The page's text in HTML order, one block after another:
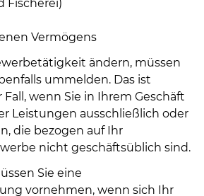
Fischerei)
Vermögens
ändern, müssen
ummelden. Das ist
Fall, wenn Sie in Ihrem Geschäft
Leistungen ausschließlich oder
die bezogen auf Ihr
nicht geschäftsüblich sind.
Sie eine
vornehmen, wenn sich Ihr